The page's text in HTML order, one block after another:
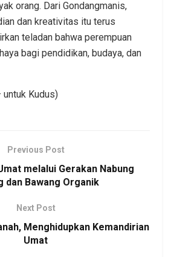
orang. Dari Gondangmanis,
dan kreativitas itu terus
teladan bahwa perempuan
bagi pendidikan, budaya, dan
untuk Kudus)
Previous Post
melalui Gerakan Nabung
dan Bawang Organik
Next Post
Menghidupkan Kemandirian
Umat